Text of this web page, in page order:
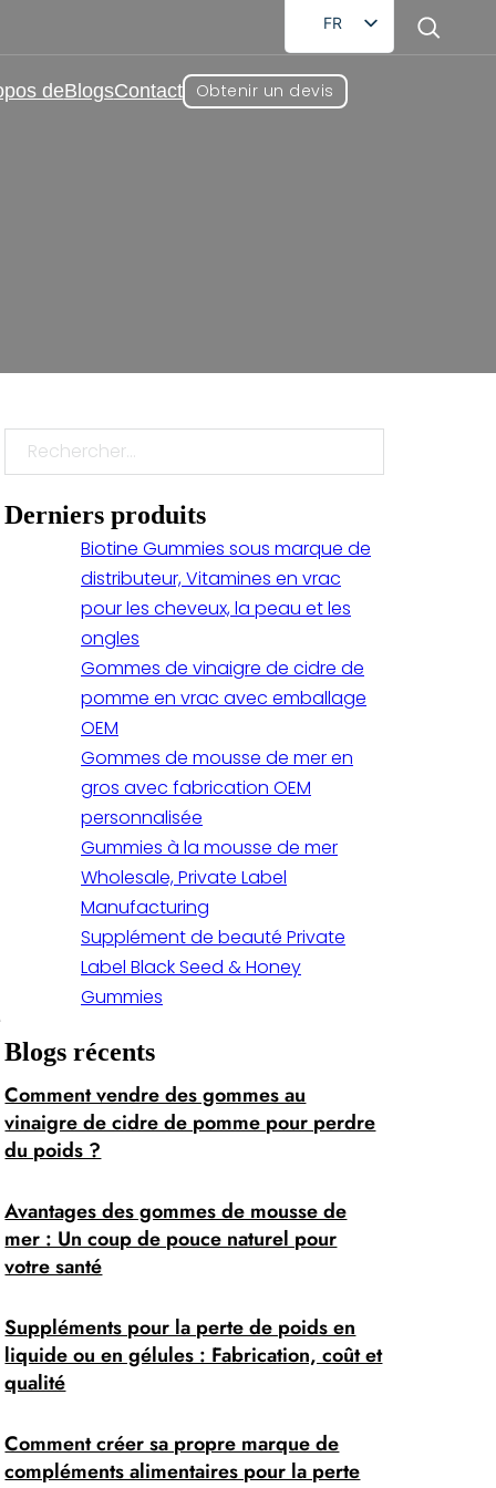
FR
EN
DE
deBlogsContact Obtenir un devis
Rechercher
Derniers produits
Biotine Gummies sous marque de
distributeur, Vitamines en vrac
pour les cheveux, la peau et les
ongles
Gommes de vinaigre de cidre de
pomme en vrac avec emballage
OEM
Gommes de mousse de mer en
gros avec fabrication OEM
personnalisée
Gummies à la mousse de mer
Wholesale, Private Label
Manufacturing
Supplément de beauté Private
Label Black Seed & Honey
Gummies
Blogs récents
Comment vendre des gommes au
vinaigre de cidre de pomme pour perdre
du poids ?
Avantages des gommes de mousse de
mer : Un coup de pouce naturel pour
votre santé
Suppléments pour la perte de poids en
liquide ou en gélules : Fabrication, coût et
qualité
Comment créer sa propre marque de
compléments alimentaires pour la perte